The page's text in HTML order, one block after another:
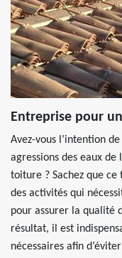
Entreprise pour
Avez-vous l’intention
agressions des eaux
toiture ? Sachez que
des activités qui
pour assurer la qualité
résultat, il est
nécessaires afin